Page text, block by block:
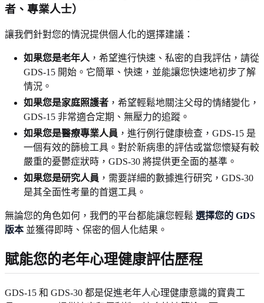
者、專業人士）
讓我們針對您的情況提供個人化的選擇建議：
如果您是老年人，希望進行快速、私密的自我評估，請從
GDS-15 開始。它簡單、快速，並能讓您快速地初步了解
情況。
如果您是家庭照護者 ，希望輕鬆地關注父母的情緒變化，
GDS-15 非常適合定期、無壓力的追蹤。
如果您是醫療專業人員 ，進行例行健康檢查，GDS-15 是
一個有效的篩檢工具。對於新病患的評估或當您懷疑有較
嚴重的憂鬱症狀時，GDS-30 將提供更全面的基準。
如果您是研究人員 ，需要詳細的數據進行研究，GDS-30
是其全面性考量的首選工具。
無論您的角色如何，我們的平台都能讓您輕鬆 選擇您的 GDS
版本並獲得即時、保密的個人化結果。
賦能您的老年心理健康評估歷程
GDS-15 和 GDS-30 都是促進老年人心理健康意識的寶貴工